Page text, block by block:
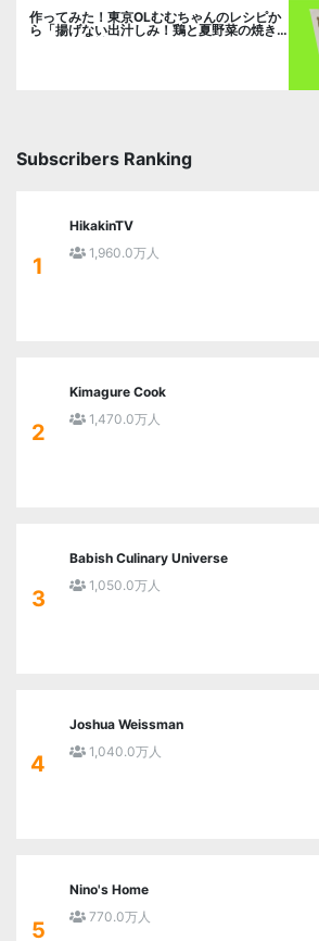
作ってみた！東京OLむむちゃんのレシピか
ら「揚げない出汁しみ！鶏と夏野菜の焼き
浸し」に挑戦。
Subscribers Ranking
1
HikakinTV
1,960.0万人
2
Kimagure Cook
1,470.0万人
3
Babish Culinary Universe
1,050.0万人
4
Joshua Weissman
1,040.0万人
5
Nino's Home
770.0万人